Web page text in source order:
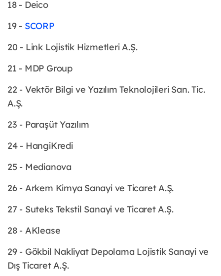
18 - Deico
19 - SCORP
20 - Link Lojistik Hizmetleri A.Ş.
21 - MDP Group
22 - Vektör Bilgi ve Yazılım Teknolojileri San. Tic.
A.Ş.
23 - Paraşüt Yazılım
24 - HangiKredi
25 - Medianova
26 - Arkem Kimya Sanayi ve Ticaret A.Ş.
27 - Suteks Tekstil Sanayi ve Ticaret A.Ş.
28 - AKlease
29 - Gökbil Nakliyat Depolama Lojistik Sanayi ve
Dış Ticaret A.Ş.